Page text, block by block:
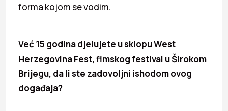
forma kojom se vodim.
Već 15 godina djelujete u sklopu West
Herzegovina Fest, flmskog festival u Širokom
Brijegu, da li ste zadovoljni ishodom ovog
događaja?